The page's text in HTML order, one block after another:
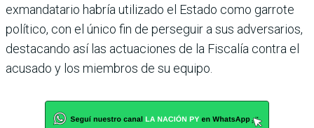
exmandatario habría utili­zado el Estado como garrote
político, con el único fin de perseguir a sus adversarios,
destacando así las actuacio­nes de la Fiscalía contra el
acusado y los miembros de su equipo.